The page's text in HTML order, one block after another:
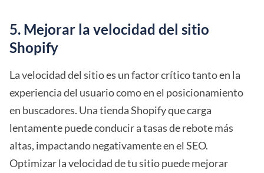
5. Mejorar la velocidad del sitio
Shopify
La velocidad del sitio es un factor crítico tanto en la
experiencia del usuario como en el posicionamiento
en buscadores. Una tienda Shopify que carga
lentamente puede conducir a tasas de rebote más
altas, impactando negativamente en el SEO.
Optimizar la velocidad de tu sitio puede mejorar